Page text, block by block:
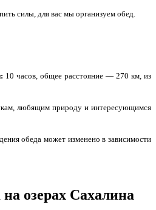
силы, для вас мы организуем обед.
10 часов, общее расстояние — 270 км, из
любящим природу и интересующимся
обеда может изменено в зависимости
озерах Сахалина